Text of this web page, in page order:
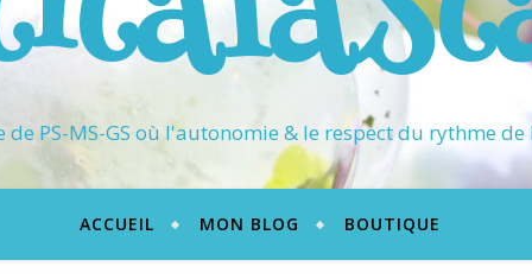
de PS-MS-GS où l'autonomie & le respect du rythme
ACCUEIL MON BLOG BOUTIQUE